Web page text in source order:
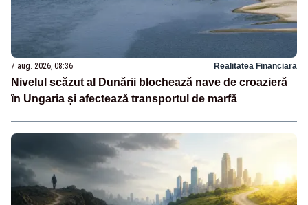
7 aug. 2026, 08:36 Realitatea Financiara
Nivelul scăzut al Dunării blochează nave de croazieră
în Ungaria și afectează transportul de marfă